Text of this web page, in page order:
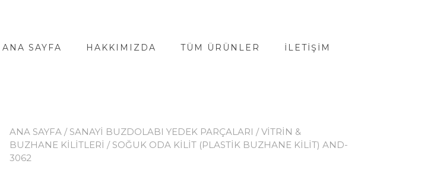
ANA SAYFA HAKKIMIZDA TÜM ÜRÜNLER İLETIŞIM
ANA SAYFA / SANAYİ BUZDOLABI YEDEK PARÇALARI /VİTRİN &
BUZHANE KİLİTLERİ / SOĞUK ODA KILIT (PLASTIK BUZHANE KILIT) AND-
3062